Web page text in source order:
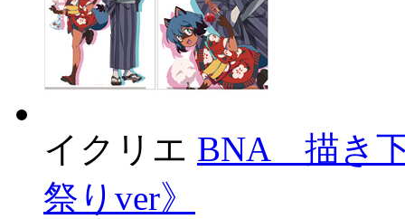
イクリエ BNA 描き
祭りver》